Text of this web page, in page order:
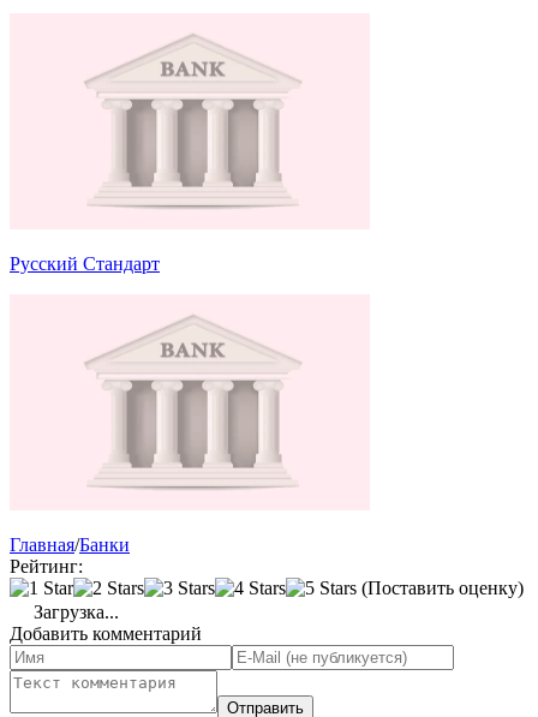
Русский Стандарт
Главная/Банки
Рейтинг:
(Поставить оценку)
Загрузка...
Добавить комментарий